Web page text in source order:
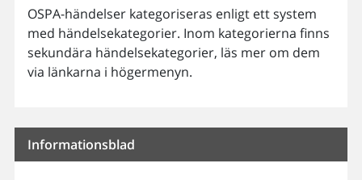
OSPA-händelser kategoriseras enligt ett system
med händelsekategorier. Inom kategorierna finns
sekundära händelsekategorier, läs mer om dem
via länkarna i högermenyn.
Informationsblad